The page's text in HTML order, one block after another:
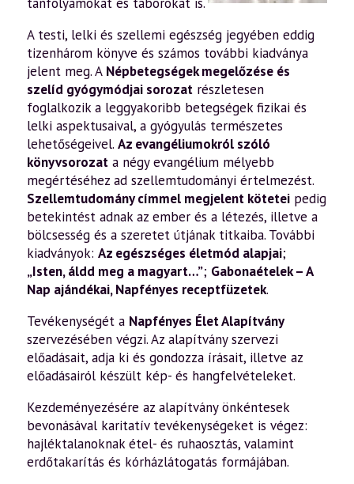
A testi, lelki és szellemi egészség jegyében eddig
tizenhárom könyve és számos további kiadványa
jelent meg. A Népbetegségek megelőzése és
szelíd gyógymódjai sorozat részletesen
foglalkozik a leggyakoribb betegségek fizikai és
lelki aspektusaival, a gyógyulás természetes
lehetőségeivel. Az evangéliumokról szóló
könyvsorozat a négy evangélium mélyebb
megértéséhez ad szellemtudományi értelmezést.
Szellemtudomány címmel megjelent kötetei pedig
betekintést adnak az ember és a létezés, illetve a
bölcsesség és a szeretet útjának titkaiba. További
kiadványok: Az egészséges életmód alapjai;
„Isten, áldd meg a magyart…”; Gabonaételek – A
Nap ajándékai,Napfényes receptfüzetek.
Tevékenységét a Napfényes Élet Alapítvány
szervezésében végzi. Az alapítvány szervezi
előadásait, adja ki és gondozza írásait, illetve az
előadásairól készült kép- és hangfelvételeket.
Kezdeményezésére az alapítvány önkéntesek
bevonásával karitatív tevékenységeket is végez:
hajléktalanoknak étel- és ruhaosztás, valamint
erdőtakarítás és kórházlátogatás formájában.